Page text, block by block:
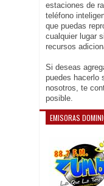
estaciones de
teléfono
que puedas
cualquier lugar
recursos
Si deseas
puedes hacerlo
nosotros, te
posible.
EMISORAS